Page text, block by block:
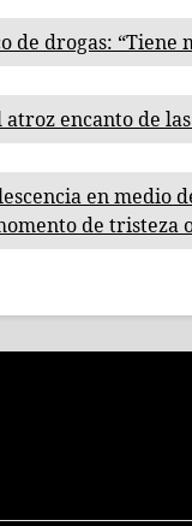
de drogas: “Tiene
encanto de
en medio
de tristeza